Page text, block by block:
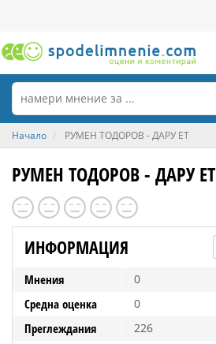
Начало РУМЕН ТОДОРОВ - ДАРУ ЕТ
РУМЕН ТОДОРОВ - ДАРУ ЕТ
ИНФОРМАЦИЯ
Мнения 0
Средна оценка 0
Преглеждания 226